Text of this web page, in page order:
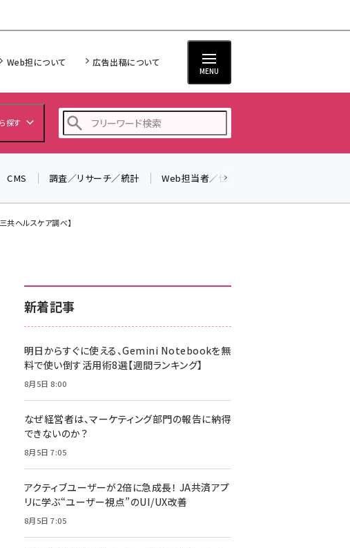
Web担について 広告出稿について
MENU
探す
z世代 (1617)
meo (1274)
CMS 調査／リサーチ／統計 Web担当者／仕事
共ヘルスケア調べ】
新着記事
明日からすぐに使える、Gemini Notebookを無
料で使い倒す活用術8選【週間ランキング】
8月5日 8:00
なぜ経営者は、マーケティング部門の報告に納得
できないのか？
8月5日 7:05
アクティブユーザーが2倍に急成長！ JA共済アプ
リに学ぶ“ユーザー視点”のUI/UX改善
8月5日 7:05